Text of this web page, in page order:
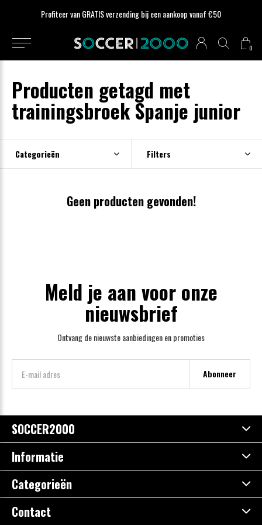
0
Profiteer van GRATIS verzending bij een aankoop vanaf €50
Producten getagd met
trainingsbroek Spanje junior
Categorieën Filters
Geen producten gevonden!
Meld je aan voor onze
nieuwsbrief
Ontvang de nieuwste aanbiedingen en promoties
Abonneer
SOCCER2000
Informatie
Categorieën
Contact